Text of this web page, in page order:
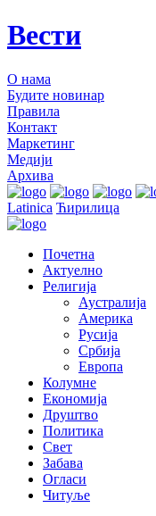
Вести
О нама
Будите новинар
Правила
Контакт
Маркетинг
Медији
Архива
Latinica Ћирилица
Почетна
Актуелно
Религија
Аустралија
Америка
Русија
Србија
Европа
Колумне
Економија
Друштво
Политика
Свет
Забава
Огласи
Читуље